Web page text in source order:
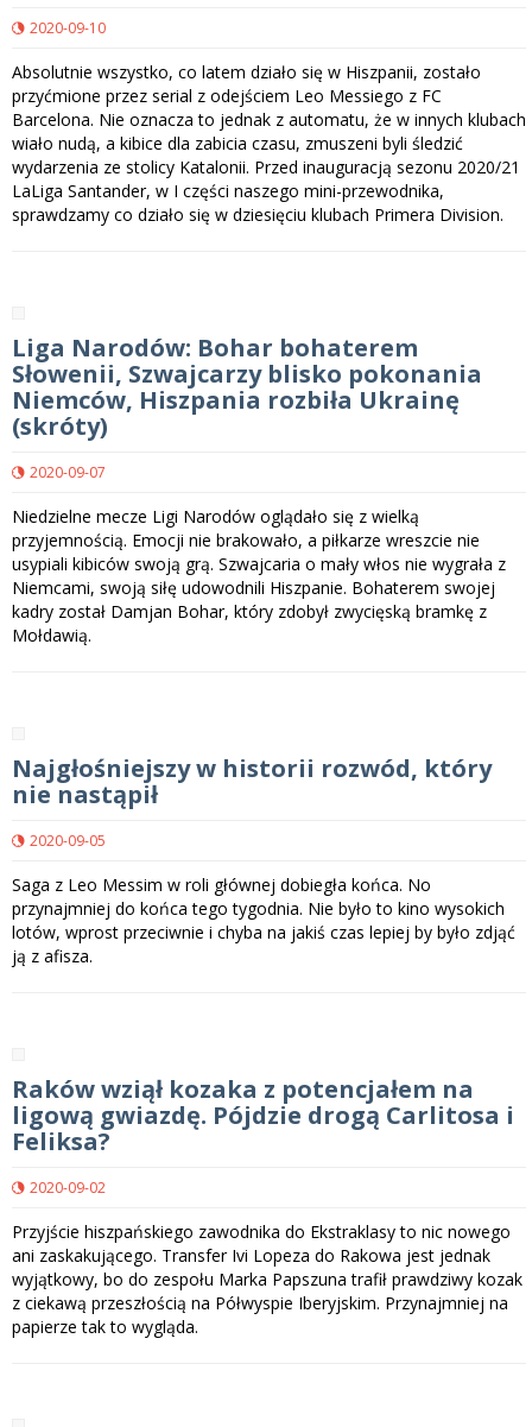
2020-09-10
Absolutnie wszystko, co latem działo się w Hiszpanii, zostało
przyćmione przez serial z odejściem Leo Messiego z FC
Barcelona. Nie oznacza to jednak z automatu, że w innych klubach
wiało nudą, a kibice dla zabicia czasu, zmuszeni byli śledzić
wydarzenia ze stolicy Katalonii. Przed inauguracją sezonu 2020/21
LaLiga Santander, w I części naszego mini-przewodnika,
sprawdzamy co działo się w dziesięciu klubach Primera Division.
Liga Narodów: Bohar bohaterem
Słowenii, Szwajcarzy blisko pokonania
Niemców, Hiszpania rozbiła Ukrainę
(skróty)
2020-09-07
Niedzielne mecze Ligi Narodów oglądało się z wielką
przyjemnością. Emocji nie brakowało, a piłkarze wreszcie nie
usypiali kibiców swoją grą. Szwajcaria o mały włos nie wygrała z
Niemcami, swoją siłę udowodnili Hiszpanie. Bohaterem swojej
kadry został Damjan Bohar, który zdobył zwycięską bramkę z
Mołdawią.
Najgłośniejszy w historii rozwód, który
nie nastąpił
2020-09-05
Saga z Leo Messim w roli głównej dobiegła końca. No
przynajmniej do końca tego tygodnia. Nie było to kino wysokich
lotów, wprost przeciwnie i chyba na jakiś czas lepiej by było zdjąć
ją z afisza.
Raków wziął kozaka z potencjałem na
ligową gwiazdę. Pójdzie drogą Carlitosa i
Feliksa?
2020-09-02
Przyjście hiszpańskiego zawodnika do Ekstraklasy to nic nowego
ani zaskakującego. Transfer Ivi Lopeza do Rakowa jest jednak
wyjątkowy, bo do zespołu Marka Papszuna trafił prawdziwy kozak
z ciekawą przeszłością na Półwyspie Iberyjskim. Przynajmniej na
papierze tak to wygląda.